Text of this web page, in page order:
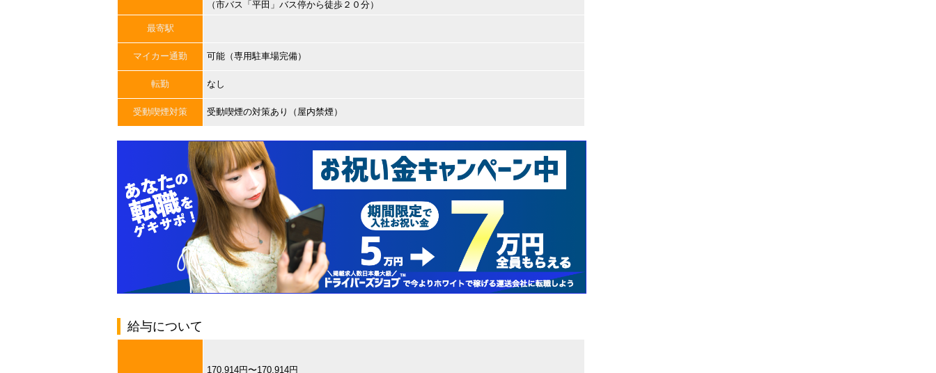
（市バス「平田」バス停から徒歩２０分）
最寄駅
マイカー通勤 可能（専用駐車場完備）
転勤 なし
受動喫煙対策 受動喫煙の対策あり（屋内禁煙）
給与について
170,914円〜170,914円